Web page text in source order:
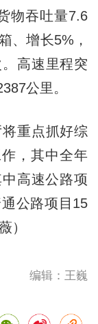
物吞吐量7.6
、增长5%，
高速里程突
公里。
重点抓好综
，其中全年
高速公路项
公路项目15
）
编辑：王巍